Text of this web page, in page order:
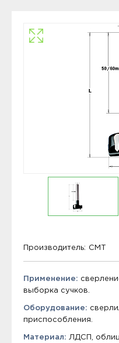
Производитель: CMT
Применение:
выборка сучков.
Оборудование:
приспособления.
Материал: ЛДСП,